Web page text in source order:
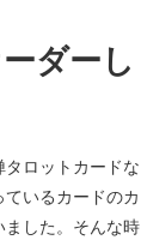
ダーし
ロットカードな
いるカードのカ
ました。そんな時